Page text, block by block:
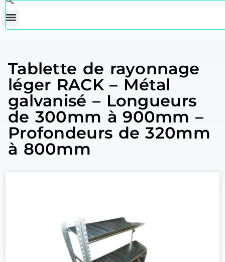
Tablette de rayonnage
léger RACK – Métal
galvanisé – Longueurs
de 300mm à 900mm –
Profondeurs de 320mm
à 800mm